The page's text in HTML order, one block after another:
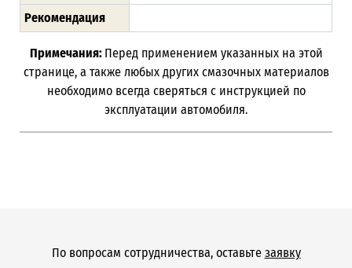
Рекомендация
Примечания: Перед применением указанных на этой
странице, а также любых других смазочных материалов
необходимо всегда сверяться с инструкцией по
эксплуатации автомобиля.
По вопросам сотрудничества, оставьте заявку